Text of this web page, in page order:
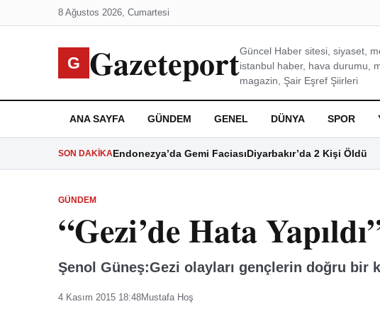
8 Ağustos 2026, Cumartesi
G GazeteportGüncel Haber sitesi, siyaset,
istanbul haber, hava durumu,
magazin, Şair Eşref Şiirleri
ANA SAYFA GÜNDEM GENEL DÜNYA SPOR
SON DAKIKAEndonezya’da Gemi FaciasıDiyarbakır’da 2 Kişi Öldü
GÜNDEM
“Gezi’de Hata
Şenol Güneş:Gezi olayları gençlerin doğru bir
4 Kasım 2015 18:48Mustafa Hoş